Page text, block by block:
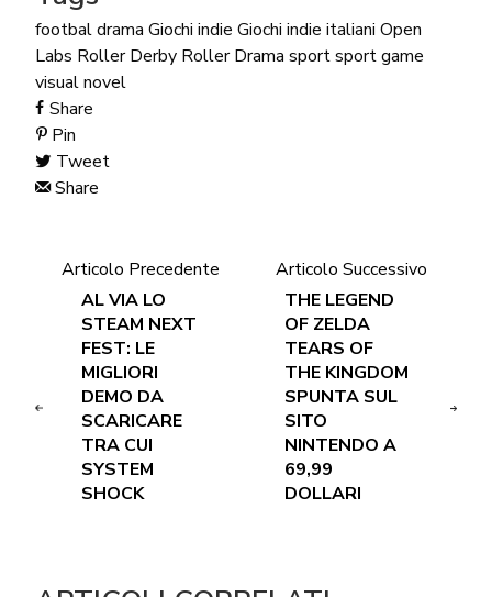
footbal drama Giochi indie Giochi indie italiani Open
Labs Roller Derby Roller Drama sportsport game
visual novel
Share
Pin
Tweet
Share
Articolo Precedente
AL VIA LO
STEAM NEXT
FEST: LE
MIGLIORI
DEMO DA
SCARICARE
TRA CUI
SYSTEM
SHOCK
Articolo Successivo
THE LEGEND
OF ZELDA
TEARS OF
THE KINGDOM
SPUNTA SUL
SITO
NINTENDO A
69,99
DOLLARI